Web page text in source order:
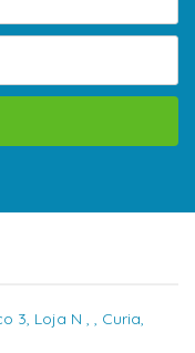
3, Loja N , , Curia,